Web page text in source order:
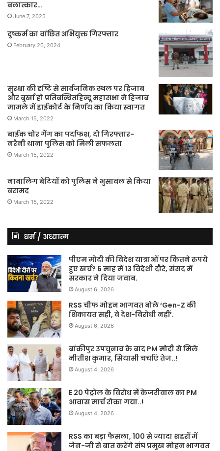
बलात्कार…
June 7, 2025
दुष्कर्म का वांछित अभियुक्त गिरफ्तार
February 26, 2024
सुरक्षा की दृष्टि से सार्वजनिक स्थल पर हिजाब
और बुर्खा हो प्रतिबन्धितहिन्दू महासभा ने हिजाब
मामले में हाईकोर्ट के निर्णय का किया स्वागत
March 15, 2022
बाईक चोर गैंग का पर्दाफश, दो गिरफ्तार-
नरैनी थाना पुलिस को मिली सफलता
March 15, 2022
नाबालिग बेटियों को पुलिस ने भुसावल से किया
बरामद
March 15, 2022
धर्म / अध्यात्म
पीएम मोदी की विदेश यात्राओं पर कितने रुपये
हुए खर्च? 6 माह में 13 विदेशी दौरे, संसद में
सरकार ने दिया जवाब.
August 6, 2026
RSS चीफ मोहन भागवत बोले ‘Gen-Z की
शिकायत सही, वे देश-विरोधी नहीं’.
August 6, 2026
बांकीपुर उपचुनाव के बाद PM मोदी से मिले
नीतीश कुमार, सियासी चर्चाएं तेज..!
August 4, 2026
E 20 पेट्रोल के विरोध में केजरीवाल का PM
आवास मार्च रोका गया..!
August 4, 2026
RSS का बड़ा फैसला, 100 से ज्यादा शहरों में
जेन-जी से बात करेंगे संघ प्रमुख मोहन भागवत